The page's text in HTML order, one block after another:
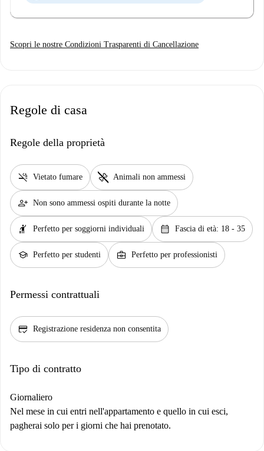
Scopri le nostre Condizioni Trasparenti di Cancellazione
Regole di casa
Regole della proprietà
smoke_free Vietato fumare pet_supplies Animali non ammessi
person_add Non sono ammessi ospiti durante la notte
hail Perfetto per soggiorni individuali calendar_month Fascia di età: 18 - 35
school Perfetto per studenti business_center Perfetto per professionisti
Permessi contrattuali
credit_score Registrazione residenza non consentita
Tipo di contratto
Giornaliero
Nel mese in cui entri nell'appartamento e quello in cui esci,
pagherai solo per i giorni che hai prenotato.